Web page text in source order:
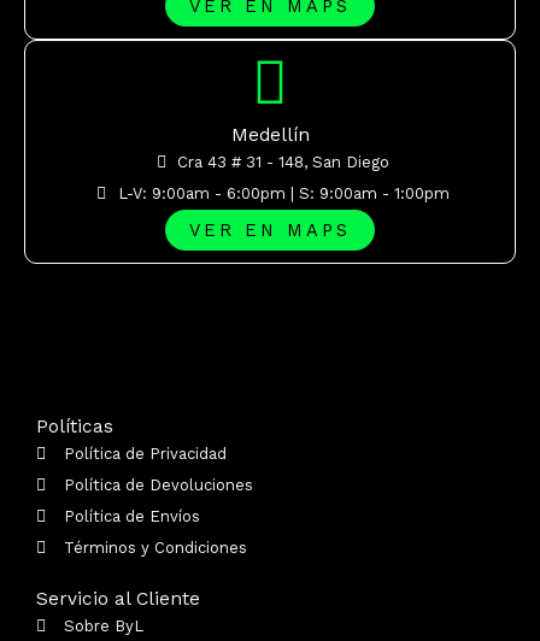
VER EN MAPS
Medellín
Cra 43 # 31 - 148, San Diego
L-V: 9:00am - 6:00pm | S: 9:00am - 1:00pm
VER EN MAPS
Políticas
Política de Privacidad
Política de Devoluciones
Política de Envíos
Términos y Condiciones
Servicio al Cliente
Sobre ByL